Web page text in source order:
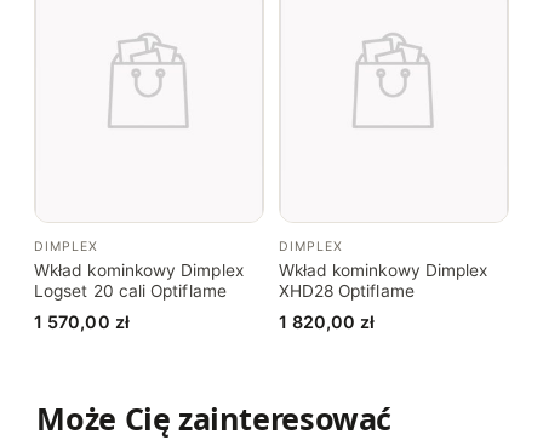
DIMPLEX
Wkład kominkowy Dimplex
Logset 20 cali Optiflame
1 570,00 zł
DIMPLEX
Wkład kominkowy Dimplex
XHD28 Optiflame
1 820,00 zł
Może Cię zainteresować